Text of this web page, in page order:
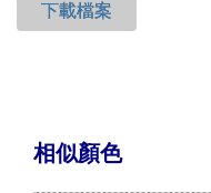
下載檔案
相似顏色